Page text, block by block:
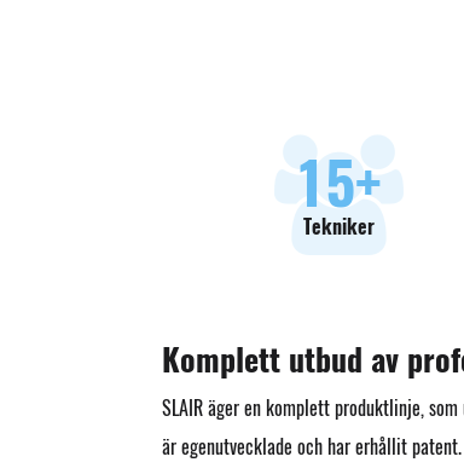
18+
Tekniker
Komplett utbud av
SLAIR äger en komplett produktlinje,
är egenutvecklade och har erhållit patent.